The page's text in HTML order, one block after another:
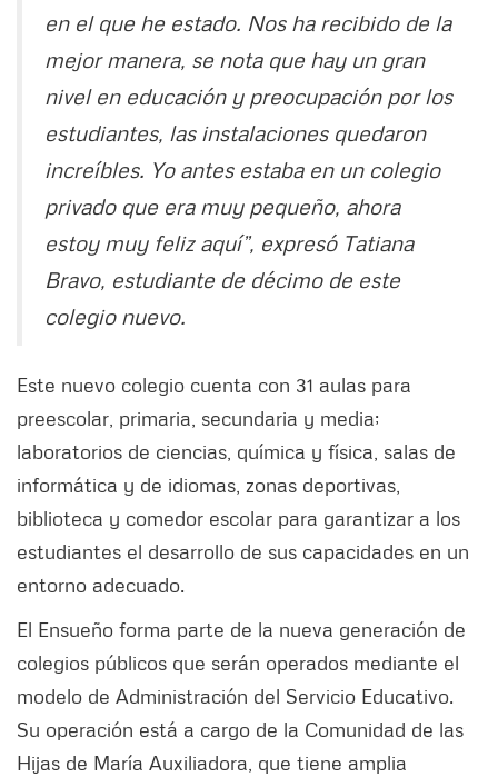
en el que he estado. Nos ha recibido de la
mejor manera, se nota que hay un gran
nivel en educación y preocupación por los
estudiantes, las instalaciones quedaron
increíbles. Yo antes estaba en un colegio
privado que era muy pequeño, ahora
estoy muy feliz aquí”, expresó Tatiana
Bravo, estudiante de décimo de este
colegio nuevo.
Este nuevo colegio cuenta con 31 aulas para
preescolar, primaria, secundaria y media;
laboratorios de ciencias, química y física, salas de
informática y de idiomas, zonas deportivas,
biblioteca y comedor escolar para garantizar a los
estudiantes el desarrollo de sus capacidades en un
entorno adecuado.
El Ensueño forma parte de la nueva generación de
colegios públicos que serán operados mediante el
modelo de Administración del Servicio Educativo.
Su operación está a cargo de la Comunidad de las
Hijas de María Auxiliadora, que tiene amplia